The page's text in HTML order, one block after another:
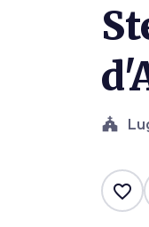
church
favorite_border